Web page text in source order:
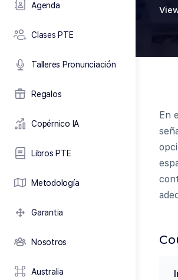
Agenda
Clases PTE
Talleres Pronunciación
Regalos
Copérnico IA
Libros PTE
Metodología
Garantia
Nosotros
Australia
En